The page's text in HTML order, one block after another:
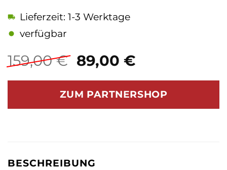
159,00€ Ursprünglicher
Preis
war:
159,00 €
89,00 €Aktueller
ist:
89,00 €.
Lieferzeit: 1-3 Werktage
verfügbar
ZUM PARTNERSHOP
BESCHREIBUNG